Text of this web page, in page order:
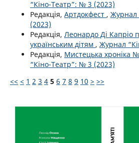
“Кіно-Театр”: № 3 (2023)
Редакція, Артдокфест , Журнал
(2023)
Редакція, Леонардо Ді Капріо
українським дітям , Журнал
Редакція, Мистецька хроніка
“Кіно-Театр”: № 3 (2023)
<< < 1 2 3 4 5 6 7 8 9 10 > >>